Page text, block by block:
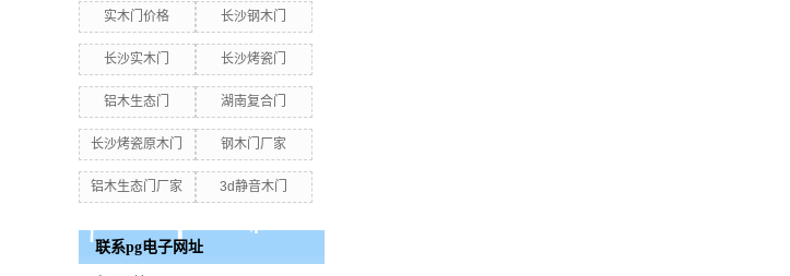
实木门价格 长沙钢木门
长沙实木门 长沙烤瓷门
铝木生态门 湖南复合门
长沙烤瓷原木门 钢木门厂家
铝木生态门厂家 3d静音木门
联系pg电子网址